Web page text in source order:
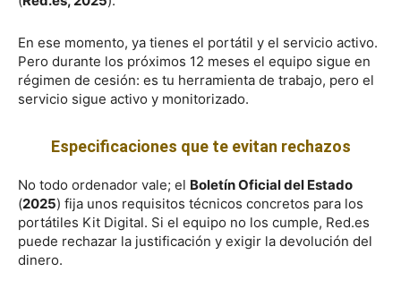
En ese momento, ya tienes el portátil y el servicio activo.
Pero durante los próximos 12 meses el equipo sigue en
régimen de cesión: es tu herramienta de trabajo, pero el
servicio sigue activo y monitorizado.
Especificaciones que te evitan rechazos
No todo ordenador vale; el Boletín Oficial del Estado
(2025) fija unos requisitos técnicos concretos para los
portátiles Kit Digital. Si el equipo no los cumple, Red.es
puede rechazar la justificación y exigir la devolución del
dinero.